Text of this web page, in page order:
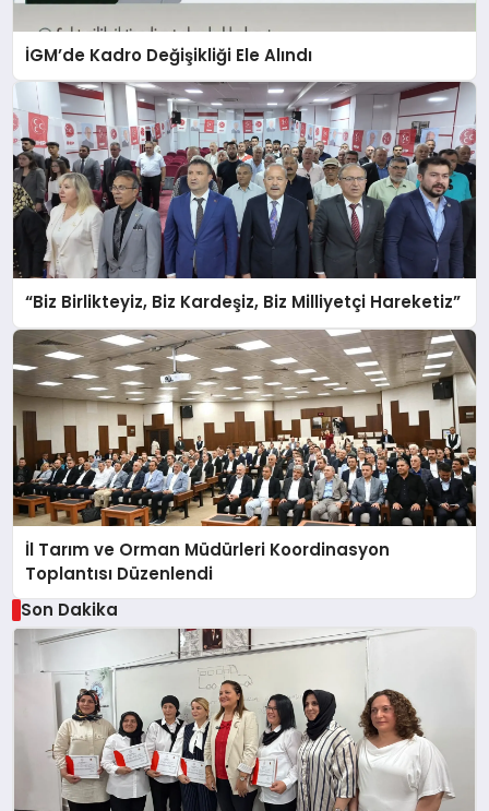
İGM’de Kadro Değişikliği Ele Alındı
“Biz Birlikteyiz, Biz Kardeşiz, Biz Milliyetçi Hareketiz”
İl Tarım ve Orman Müdürleri Koordinasyon
Toplantısı Düzenlendi
Son Dakika